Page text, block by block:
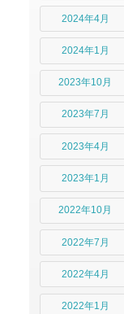
2024年4月
2024年1月
2023年10月
2023年7月
2023年4月
2023年1月
2022年10月
2022年7月
2022年4月
2022年1月